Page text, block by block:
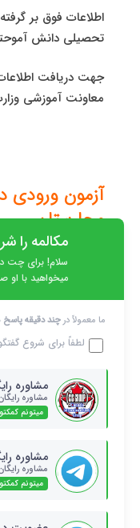
اطلاعات فوق بر
تحصیلی دانش
جهت دریافت
معاونت آموزشی
آزمون ورودی
مجارستان
دانشجویان خارجی
دانشکده پزشکی ،
در صورت قبولی در
این آزمون شامل
امتحان های کتبی
محاسبات و غیره)
آزمون شفاهی
اگر نتیجه آزمون
مکالمه را
سلام! برای چت
میخواهید با او
ما معمولاً درچند دقیقه
لطفاً برای شروع
مشاوره
مشاوره
میتونم
مشاوره
مشاوره
میتونم